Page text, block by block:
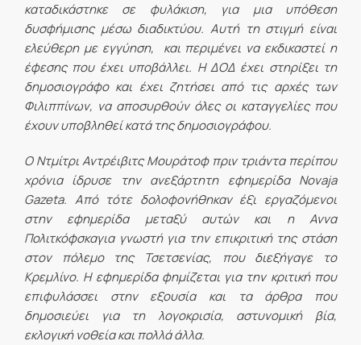
καταδικάστηκε σε φυλάκιση, για μια υπόθεση
δυσφήμισης μέσω διαδικτύου. Αυτή τη στιγμή είναι
ελεύθερη με εγγύηση, και περιμένει να εκδικαστεί η
έφεσης που έχει υποβάλλει. Η ΔΟΔ έχει στηρίξει τη
δημοσιογράφο και έχει ζητήσει από τις αρχές των
Φιλιππίνων, να αποσυρθούν όλες οι καταγγελίες που
έχουν υποβληθεί κατά της δημοσιογράφου.
Ο Ντμίτρι Αντρέιβιτς Μουράτοφ πριν τριάντα περίπου
χρόνια ίδρυσε την ανεξάρτητη εφημερίδα Novaja
Gazeta. Από τότε δολοφονήθηκαν έξι εργαζόμενοι
στην εφημερίδα μεταξύ αυτών και η Αννα
Πολιτκόφσκαγια γνωστή για την επικριτική της στάση
στον πόλεμο της Τσετσενίας, που διεξήγαγε το
Κρεμλίνο. Η εφημερίδα φημίζεται για την κριτική που
επιφυλάσσει στην εξουσία και τα άρθρα που
δημοσιεύει για τη λογοκρισία, αστυνομική βία,
εκλογική νοθεία και πολλά άλλα.